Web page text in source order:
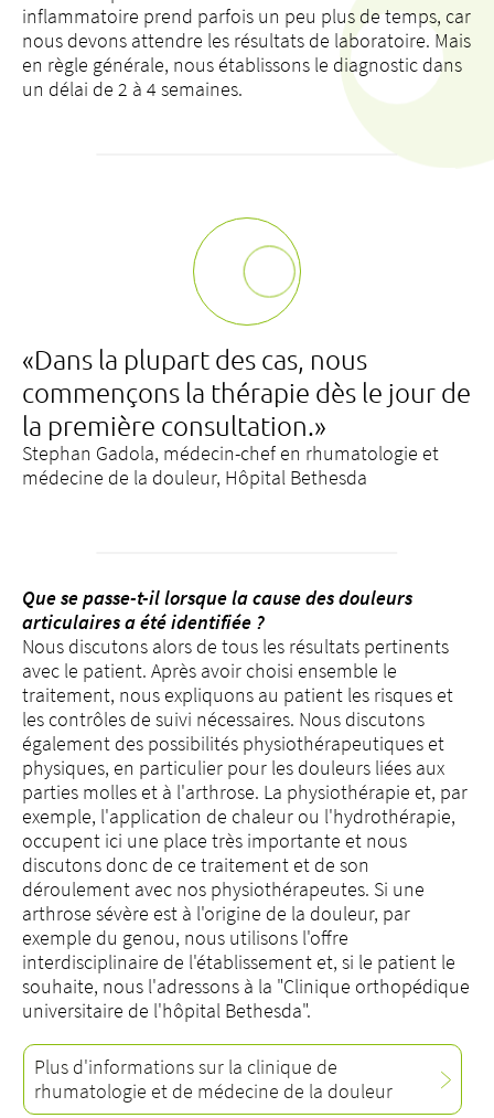
inflammatoire prend parfois un peu plus de temps, car
nous devons attendre les résultats de laboratoire. Mais
en règle générale, nous établissons le diagnostic dans
un délai de 2 à 4 semaines.
«Dans la plupart des cas, nous
commençons la thérapie dès le jour de
la première consultation.»
Stephan Gadola, médecin-chef en rhumatologie et
médecine de la douleur, Hôpital Bethesda
Que se passe-t-il lorsque la cause des douleurs
articulaires a été identifiée ?
Nous discutons alors de tous les résultats pertinents
avec le patient. Après avoir choisi ensemble le
traitement, nous expliquons au patient les risques et
les contrôles de suivi nécessaires. Nous discutons
également des possibilités physiothérapeutiques et
physiques, en particulier pour les douleurs liées aux
parties molles et à l'arthrose. La physiothérapie et, par
exemple, l'application de chaleur ou l'hydrothérapie,
occupent ici une place très importante et nous
discutons donc de ce traitement et de son
déroulement avec nos physiothérapeutes. Si une
arthrose sévère est à l'origine de la douleur, par
exemple du genou, nous utilisons l'offre
interdisciplinaire de l'établissement et, si le patient le
souhaite, nous l'adressons à la "Clinique orthopédique
universitaire de l'hôpital Bethesda".
Plus d'informations sur la clinique de
rhumatologie et de médecine de la douleur